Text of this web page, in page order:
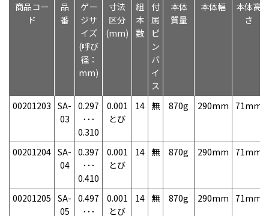
商品コー
ド
品
番
ゲー
ジサ
イズ
(呼び
径：
mm)
寸法
区分
(mm)
組
本
数
付
属
ピ
ン
バ
イ
ス
本体
質量
本体幅
本体高
さ
00201203 SA-
03
0.297
･･･
0.310
0.001
とび
14 無 870g 290mm 71mm
00201204 SA-
04
0.397
･･･
0.410
0.001
とび
14 無 870g 290mm 71mm
00201205 SA-
05
0.497
･･･
0.001
とび
14 無 870g 290mm 71mm